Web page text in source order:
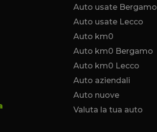
Auto usate Bergamo
Auto usate Lecco
Auto km0
Auto km0 Bergamo
Auto km0 Lecco
Auto aziendali
Auto nuove
Valuta la tua auto